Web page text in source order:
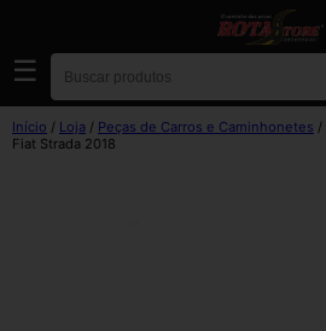
☰
Início / Loja / Peças de Carros e Caminhonetes /
Fiat Strada 2018